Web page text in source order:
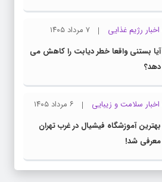
اخبار رژیم غذایی
۷ مرداد ۱۴۰۵
آیا بستنی واقعا خطر دیابت را کاهش می
دهد؟
اخبار سلامت و زیبایی
۶ مرداد ۱۴۰۵
بهترین آموزشگاه فیشیال در غرب تهران
معرفی شد!